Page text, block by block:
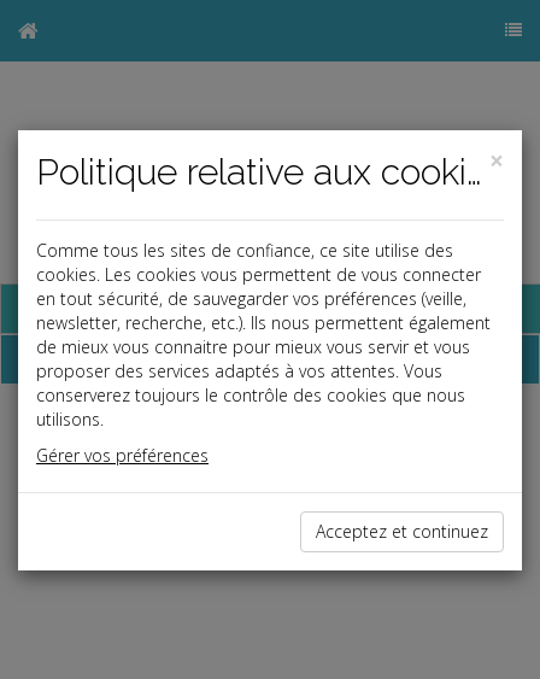
Base documentaire
Dossiers
Espace réservé
×
Politique relative aux cookies
Comme tous les sites de confiance, ce site utilise des
cookies. Les cookies vous permettent de vous connecter
en tout sécurité, de sauvegarder vos préférences (veille,
newsletter, recherche, etc.). Ils nous permettent également
de mieux vous connaitre pour mieux vous servir et vous
proposer des services adaptés à vos attentes. Vous
conserverez toujours le contrôle des cookies que nous
utilisons.
Gérer vos préférences
Acceptez et continuez